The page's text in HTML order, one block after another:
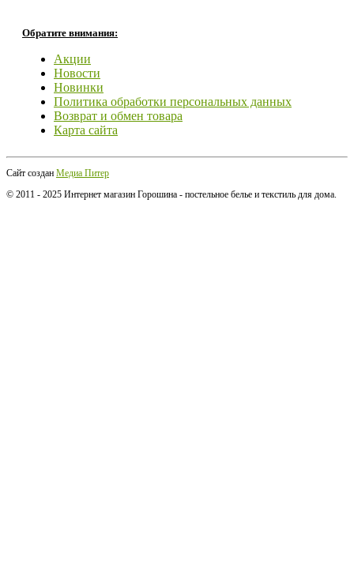
Обратите внимания:
Акции
Новости
Новинки
Политика обработки персональных данных
Возврат и обмен товара
Карта сайта
Сайт создан Медиа Питер
© 2011 - 2025 Интернет магазин Горошина - постельное белье и текстиль для дома.